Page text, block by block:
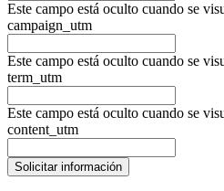
Este campo está oculto cuando se
campaign_utm
Este campo está oculto cuando se
term_utm
Este campo está oculto cuando se
content_utm